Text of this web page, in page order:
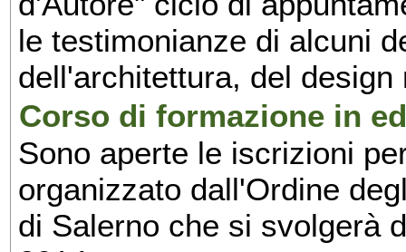
le testimonianze di alcuni
dell'architettura, del
Corso di formazione in
Sono aperte le iscrizioni
organizzato dall'Ordine
di Salerno che si svolgerà